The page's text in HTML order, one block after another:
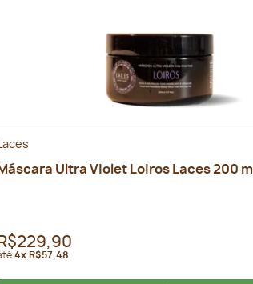
Máscara Ultra Violet Loiros Laces 200 ml
R$229,90
4x R$57,48